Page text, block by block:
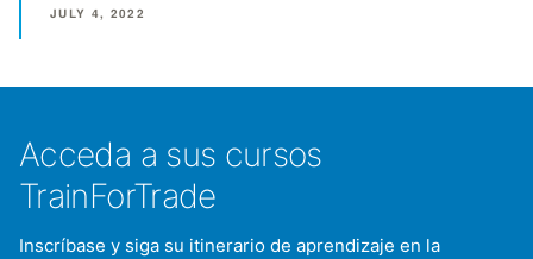
JULY 4, 2022
Acceda a sus cursos
TrainForTrade
Inscríbase y siga su itinerario de aprendizaje en la